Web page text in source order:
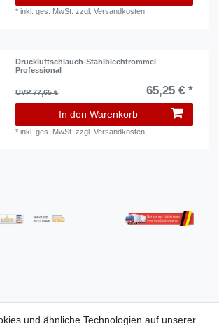
*inkl. ges. MwSt. zzgl.Versandkosten
Druckluftschlauch-Stahlblechtrommel
Professional
UVP 77,65 € 65,25 € *
In den Warenkorb
*inkl. ges. MwSt. zzgl.Versandkosten
und ähnliche Technologien auf unserer